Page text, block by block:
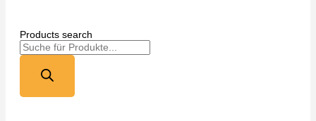
Products search